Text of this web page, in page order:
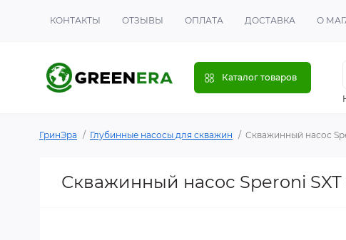
КОНТАКТЫ ОТЗЫВЫ ОПЛАТА ДОСТАВКА О
Каталог товаров
ГринЭра Глубинные насосы для скважин Скважинный насос
Скважинный насос Speroni SXT